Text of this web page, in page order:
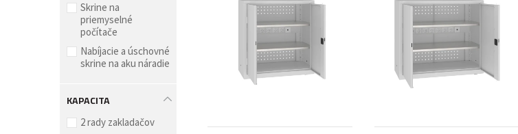
Skrine na
priemyselné
počítače
Nabíjacie a úschovné
skrine na aku náradie
KAPACITA
2 rady zakladačov